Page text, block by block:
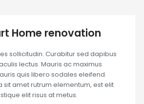
Home renovation
sollicitudin. Curabitur sed dapibus
lectus. Mauris ac maximus
quis libero sodales eleifend.
sit amet rutrum elementum, est elit
elit risus at metus.